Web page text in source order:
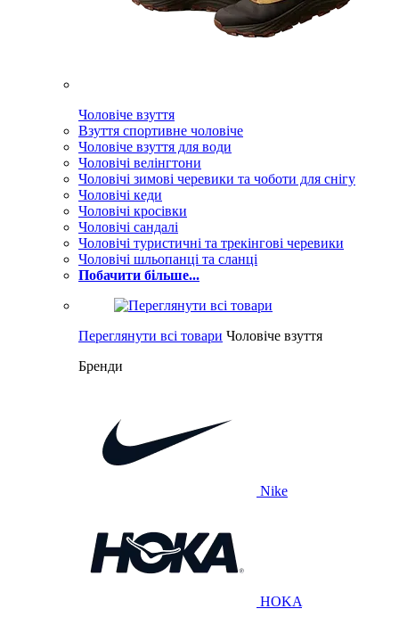
Чоловіче взуття
Взуття спортивне чоловіче
Чоловіче взуття для води
Чоловічі велінгтони
Чоловічі зимові черевики та чоботи для снігу
Чоловічі кеди
Чоловічі кросівки
Чоловічі сандалі
Чоловічі туристичні та трекінгові черевики
Чоловічі шльопанці та сланці
Побачити більше...
Переглянути всі товари Чоловіче взуття
Бренди
Nike
HOKA